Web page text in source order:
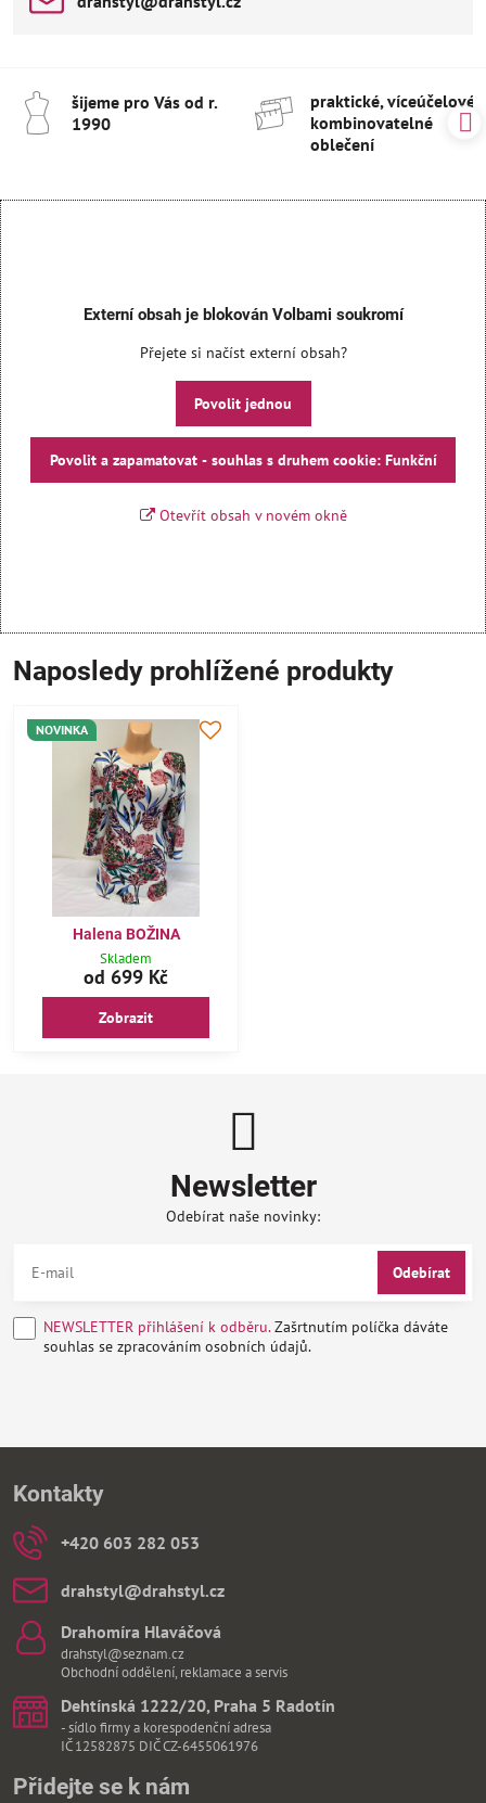
šijeme pro Vás od r​.
1990
praktické, víceúčelové
kombinovatelné
oblečení
Externí obsah je blokován Volbami soukromí
Přejete si načíst externí obsah?
Povolit jednou
Povolit a zapamatovat - souhlas s druhem cookie: Funkční
Otevřít obsah v novém okně
Naposledy prohlížené produkty
NOVINKA
Halena BOŽINA
Skladem
od 699 Kč
Zobrazit
Newsletter
Odebírat naše novinky:
Odebírat
NEWSLETTER přihlášení k odběru.Zašrtnutím políčka dáváte
souhlas se zpracováním osobních údajů.
Kontakty
+420 603 282 053
drahstyl​@drahstyl​.cz
Drahomíra Hlaváčová
drahstyl@seznam.cz
Obchodní oddělení, reklamace a servis
Dehtínská 1222/20, Praha 5 Radotín
- sídlo firmy a korespodenční adresa
IČ 12582875 DIČ CZ-6455061976
Přidejte se k nám